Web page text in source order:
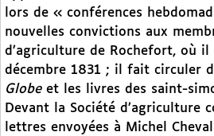
lors de « conférences
nouvelles convictions aux
d’agriculture de Rochefort, où il
décembre 1831 ; il fait circuler
Globe et les livres des saint-
Devant la Société d’agriculture
lettres envoyées à Michel